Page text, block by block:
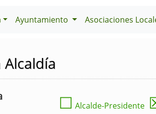
Ayuntamiento Asociaciones
☐ Alcalde-Presidente